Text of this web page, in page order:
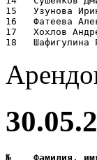
15   Узунова
16   Фатеева
17   Хохлов